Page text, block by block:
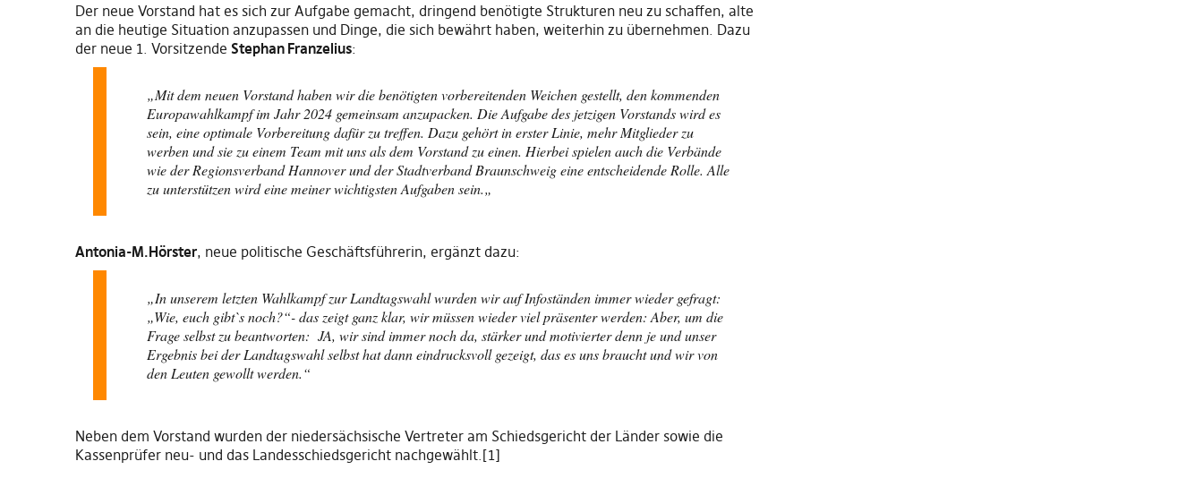
Der neue Vorstand hat es sich zur Aufgabe gemacht, dringend benötigte Strukturen neu zu schaffen, alte
an die heutige Situation anzupassen und Dinge, die sich bewährt haben, weiterhin zu übernehmen. Dazu
der neue 1. Vorsitzende Stephan Franzelius:
„Mit dem neuen Vorstand haben wir die benötigten vorbereitenden Weichen gestellt, den kommenden
Europawahlkampf im Jahr 2024 gemeinsam anzupacken. Die Aufgabe des jetzigen Vorstands wird es
sein, eine optimale Vorbereitung dafür zu treffen. Dazu gehört in erster Linie, mehr Mitglieder zu
werbenund sie zu einem Team mit uns als dem Vorstand zu einen. Hierbei spielen auch die Verbände
wie der Regionsverband Hannover und der Stadtverband Braunschweig eine entscheidende Rolle. Alle
zu unterstützen wird eine meiner wichtigsten Aufgaben sein.„
Antonia-M.Hörster, neue politische Geschäftsführerin, ergänzt dazu:
„In unserem letzten Wahlkampf zur Landtagswahl wurden wir auf Infoständen immer wieder gefragt:
„Wie, euch gibt`s noch?“- das zeigt ganz klar, wir müssen wieder viel präsenter werden: Aber, um die
Frage selbst zu beantworten: JA, wir sind immer noch da, stärker und motivierter denn je und unser
Ergebnis bei der Landtagswahl selbst hat dann eindrucksvoll gezeigt, das es uns braucht und wir von
den Leuten gewollt werden.“
Neben dem Vorstand wurden der niedersächsische Vertreter am Schiedsgericht der Länder sowie die
Kassenprüfer neu- und das Landesschiedsgericht nachgewählt.[1]